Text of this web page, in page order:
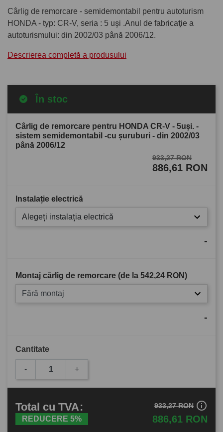
Cârlig de remorcare - semidemontabil pentru autoturism
HONDA - typ: CR-V, seria : 5 uşi .Anul de fabricaţie a
autoturismului: din 2002/03 până 2006/12.
Descrierea completă a produsului
În stoc
Cârlig de remorcare pentru HONDA CR-V - 5uşi. -
sistem semidemontabil -cu şuruburi - din 2002/03
până 2006/12
933,27 RON
886,61 RON
Instalație electrică
Alegeți instalația electrică
-
Montaj cârlig de remorcare (de la 542,24 RON)
Fără montaj
-
Cantitate
- +
Total cu TVA:
REDUCERE 5% 886,61 RON
933,27 RON info_outline